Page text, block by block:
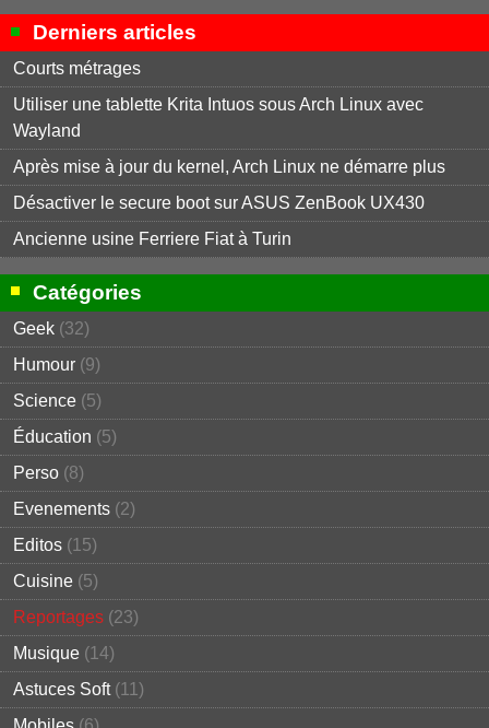
Derniers articles
Courts métrages
Utiliser une tablette Krita Intuos sous Arch Linux avec
Wayland
Après mise à jour du kernel, Arch Linux ne démarre plus
Désactiver le secure boot sur ASUS ZenBook UX430
Ancienne usine Ferriere Fiat à Turin
Catégories
Geek (32)
Humour (9)
Science (5)
Éducation (5)
Perso (8)
Evenements (2)
Editos (15)
Cuisine (5)
Reportages (23)
Musique (14)
Astuces Soft(11)